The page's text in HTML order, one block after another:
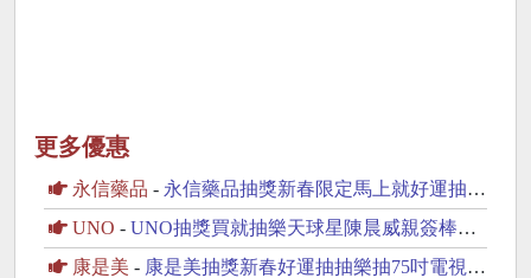
更多優惠
永信藥品 - 永信藥品抽獎新春限定馬上就好運抽按摩椅、iPhone17
UNO - UNO抽獎買就抽樂天球星陳晨威親簽棒球周邊商品
康是美 - 康是美抽獎新春好運抽抽樂抽75吋電視、Switch2